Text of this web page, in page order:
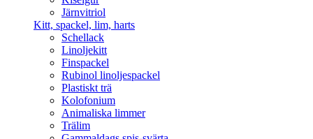
Järnvitriol
Kitt, spackel, lim, harts
Schellack
Linoljekitt
Finspackel
Rubinol linoljespackel
Plastiskt trä
Kolofonium
Animaliska limmer
Trälim